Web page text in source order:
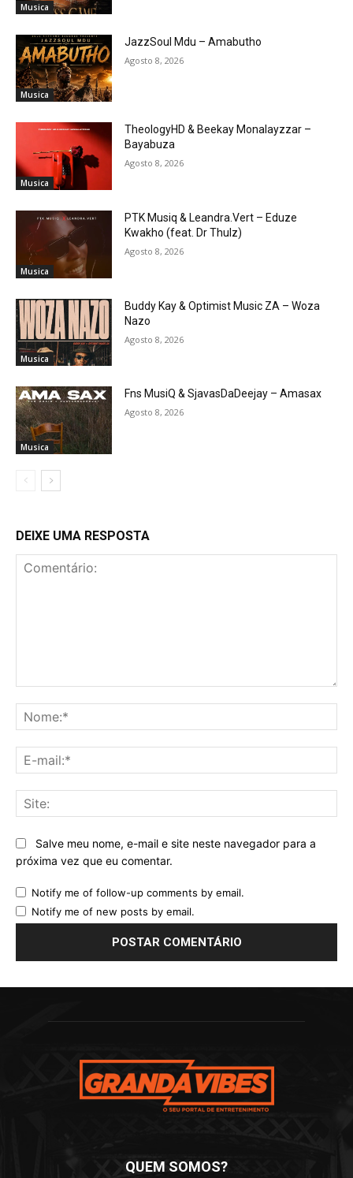
Musica
Musica
JazzSoul Mdu – Amabutho
Agosto 8, 2026
Musica
TheologyHD & Beekay Monalayzzar –
Bayabuza
Agosto 8, 2026
Musica
PTK Musiq & Leandra.Vert – Eduze
Kwakho (feat. Dr Thulz)
Agosto 8, 2026
Musica
Buddy Kay & Optimist Music ZA – Woza
Nazo
Agosto 8, 2026
Musica
Fns MusiQ & SjavasDaDeejay – Amasax
Agosto 8, 2026
DEIXE UMA RESPOSTA
Salve meu nome, e-mail e site neste navegador para a
próxima vez que eu comentar.
Notify me of follow-up comments by email.
Notify me of new posts by email.
QUEM SOMOS?